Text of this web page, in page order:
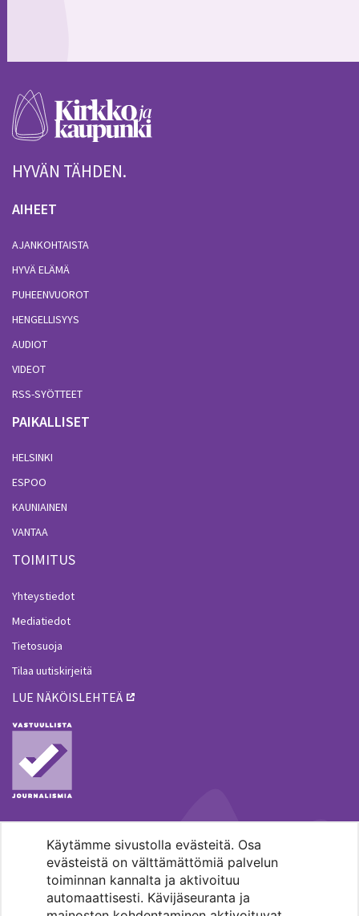
Käytämme sivustolla evästeitä. Osa
evästeistä on välttämättömiä palvelun
toiminnan kannalta ja aktivoituu
automaattisesti. Kävijäseuranta ja
HYVÄN TÄHDEN.
AIHEET
AJANKOHTAISTA
HYVÄ ELÄMÄ
PUHEENVUOROT
HENGELLISYYS
AUDIOT
VIDEOT
RSS-SYÖTTEET
PAIKALLISET
HELSINKI
ESPOO
KAUNIAINEN
VANTAA
TOIMITUS
Yhteystiedot
Mediatiedot
Tietosuoja
Tilaa uutiskirjeitä
LUE NÄKÖISLEHTEÄ
MENOHAKU